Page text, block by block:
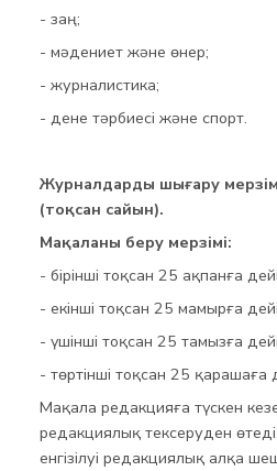
- заң;
- мәдениет және өнер;
- журналистика;
- дене тәрбиесі және спорт.
Журналдарды шығару
(тоқсан сайын).
Мақаланы беру мерзімі:
- бірінші тоқсан 25 ақпанға
- екінші тоқсан 25 мамырға
- үшінші тоқсан 25 тамызға
- төртінші тоқсан 25 қарашаға
Мақала редакцияға түскен
редакциялық тексеруден
енгізілуі редакциялық алқа